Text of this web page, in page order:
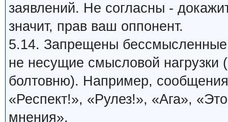
заявлений. Не согласны -
значит, прав ваш оппонент.
5.14. Запрещены
не несущие смысловой
болтовню). Например,
«Респект!», «Рулез!», «Ага»,
мнения».